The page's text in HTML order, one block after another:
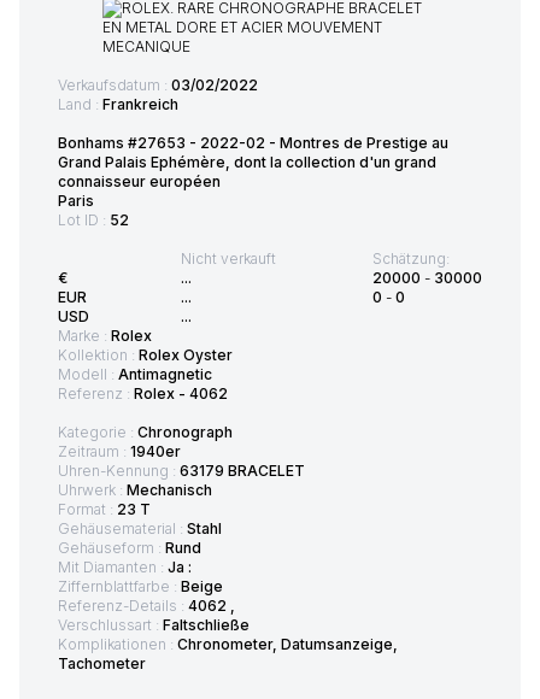
Verkaufsdatum : 03/02/2022
Land : Frankreich
Bonhams #27653 - 2022-02 - Montres de Prestige au
Grand Palais Ephémère, dont la collection d'un grand
connaisseur européen
Paris
Lot ID : 52
€
EUR
USD
Nicht verkauft
...
...
...
Schätzung:
20000 - 30000
0 - 0
Marke : Rolex
Kollektion : Rolex Oyster
Modell : Antimagnetic
Referenz : Rolex - 4062
Kategorie : Chronograph
Zeitraum : 1940er
Uhren-Kennung : 63179 BRACELET
Uhrwerk : Mechanisch
Format : 23 T
Gehäusematerial : Stahl
Gehäuseform : Rund
Mit Diamanten : Ja :
Ziffernblattfarbe : Beige
Referenz-Details : 4062 ,
Verschlussart : Faltschließe
Komplikationen : Chronometer, Datumsanzeige,
Tachometer